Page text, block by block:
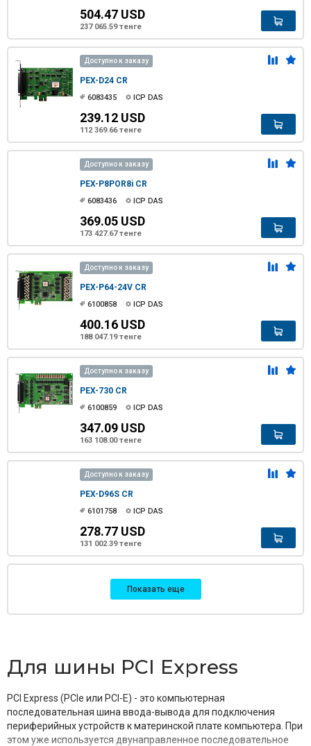
504.47 USD
237 065.59 тенге
Доступно к заказу
PEX-D24 CR
6083435 ICP DAS
239.12 USD
112 369.66 тенге
Доступно к заказу
PEX-P8POR8i CR
6083436 ICP DAS
369.05 USD
173 427.67 тенге
Доступно к заказу
PEX-P64-24V CR
6100858 ICP DAS
400.16 USD
188 047.19 тенге
Доступно к заказу
PEX-730 CR
6100859 ICP DAS
347.09 USD
163 108.00 тенге
Доступно к заказу
PEX-D96S CR
6101758 ICP DAS
278.77 USD
131 002.39 тенге
Показать еще
Для шины PCI Express
PCI Express (PCIe или PCI-E) - это компьютерная
последовательная шина ввода-вывода для подключения
периферийных устройств к материнской плате компьютера. При
этом уже используется двунаправленное последовательное